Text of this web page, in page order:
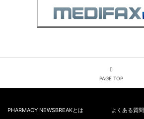
PAGE TOP
PHARMACY NEWSBREAKとは よくある質問